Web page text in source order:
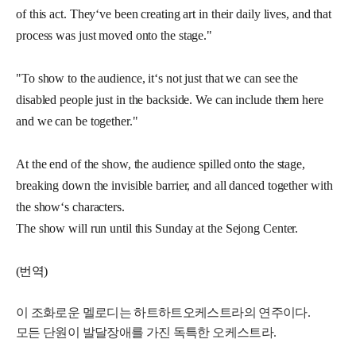
of this act. They‘ve been creating art in their daily lives, and that
process was just moved onto the stage."
"To show to the audience, it‘s not just that we can see the
disabled people just in the backside. We can include them here
and we can be together."
At the end of the show, the audience spilled onto the stage,
breaking down the invisible barrier, and all danced together with
the show‘s characters.
The show will run until this Sunday at the Sejong Center.
(번역)
이 조화로운 멜로디는 하트하트오케스트라의 연주이다.
모든 단원이 발달장애를 가진 독특한 오케스트라.